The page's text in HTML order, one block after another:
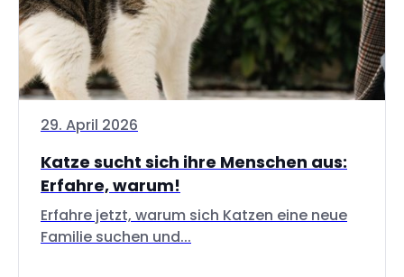
29. April 2026
Katze sucht sich ihre Menschen aus:
Erfahre, warum!
Erfahre jetzt, warum sich Katzen eine neue
Familie suchen und...